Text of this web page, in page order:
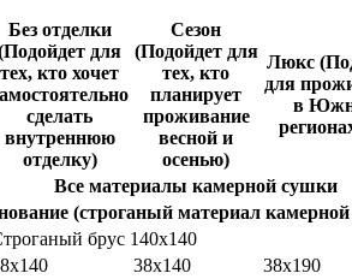
Без отделки
для
тех, кто хочет
сделать
внутреннюю
отделку)
Сезон
(Подойдет для
тех, кто
планирует
проживание
весной и
осенью)
Люкс
для
в
Все материалы камерной сушки
(строганый материал
брус 140х140
38х140
38х190